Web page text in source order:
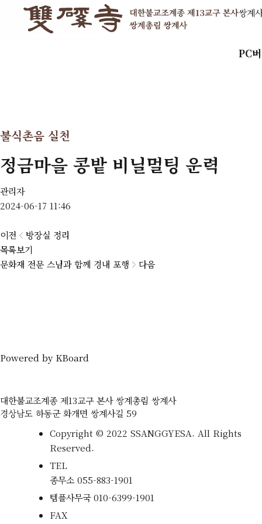
쌍계
PC
불식촌음 실천
정금마을 콩밭 비닐멀팅 운력
관리자
2024-06-17 11:46
이전
방장실 정리
목록보기
문화재 전문 스님과 함께 경내 포행
다음
Powered by KBoard
대한불교조계종 제13교구 본사 쌍계총림 쌍계사
경상남도 하동군 화개면 쌍계사길 59
Copyright © 2022 SSANGGYESA. All Rights
Reserved.
TEL
종무소055-883-1901
템플사무국010-6399-1901
FAX